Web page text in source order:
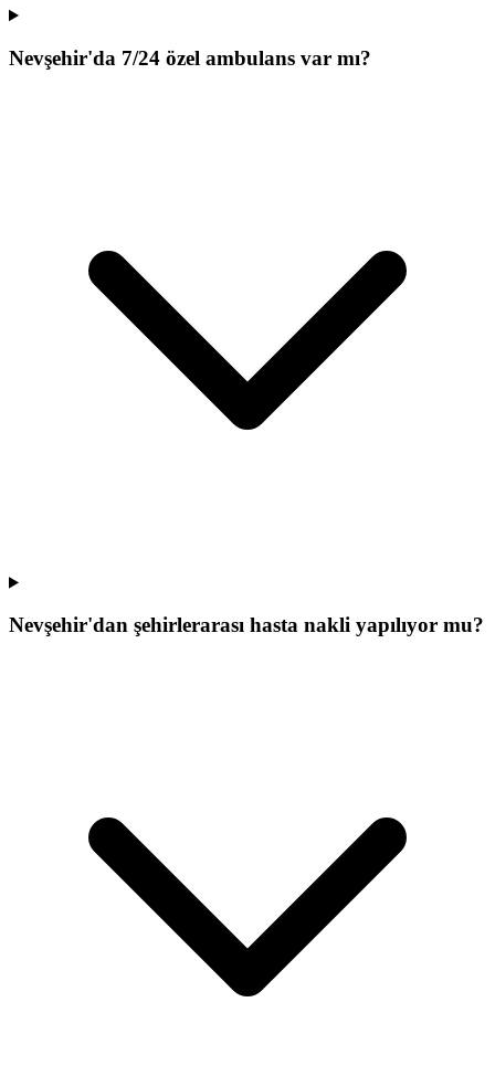
Nevşehir'da 7/24 özel ambulans var mı?
Nevşehir'dan şehirlerarası hasta nakli yapılıyor mu?